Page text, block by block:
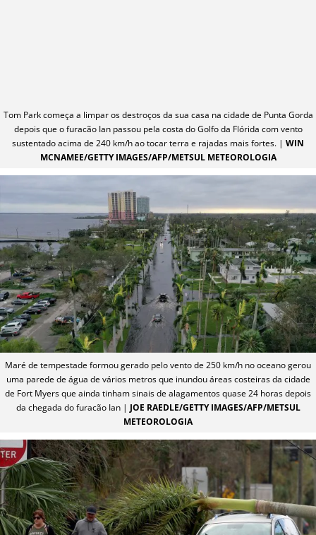
Tom Park começa a limpar os destroços da sua casa na cidade de Punta Gorda
depois que o furacão Ian passou pela costa do Golfo da Flórida com vento
sustentado acima de 240 km/h ao tocar terra e rajadas mais fortes. | WIN
MCNAMEE/GETTY IMAGES/AFP/METSUL METEOROLOGIA
Maré de tempestade formou gerado pelo vento de 250 km/h no oceano gerou
uma parede de água de vários metros que inundou áreas costeiras da cidade
de Fort Myers que ainda tinham sinais de alagamentos quase 24 horas depois
da chegada do furacão Ian | JOE RAEDLE/GETTY IMAGES/AFP/METSUL
METEOROLOGIA